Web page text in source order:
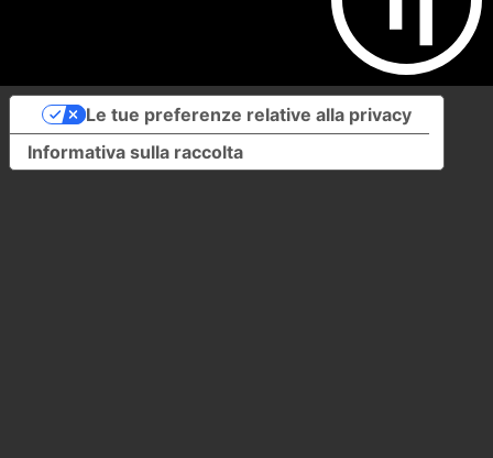
Informativa sulla raccolta
Le tue preferenze relative alla privacy